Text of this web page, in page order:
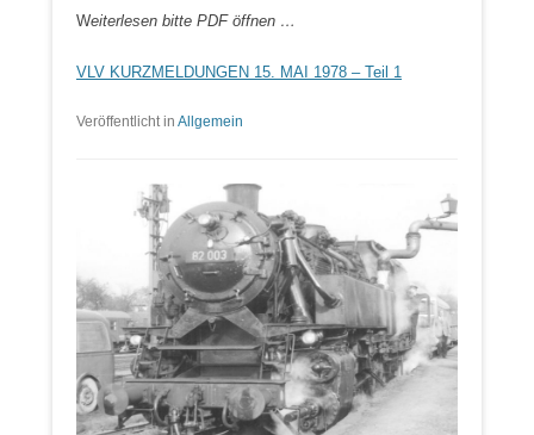
Weiterlesen bitte PDF öffnen …
VLV KURZMELDUNGEN 15. MAI 1978 – Teil 1
Veröffentlicht in Allgemein